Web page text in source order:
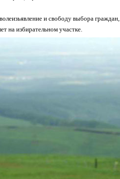
и свободу выбора граждан,
на избирательном участке.